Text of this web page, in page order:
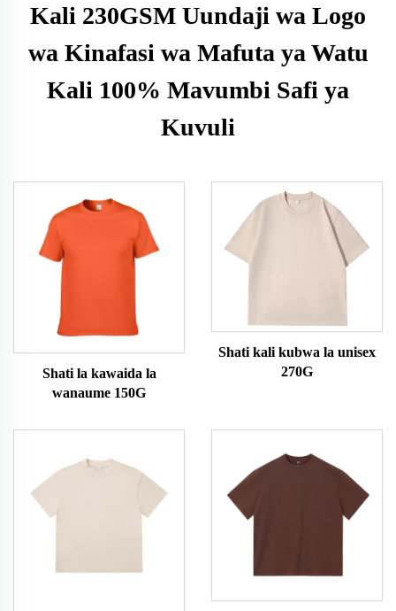
Kali 230GSM Uundaji wa Logo
wa Kinafasi wa Mafuta ya Watu
Kali 100% Mavumbi Safi ya
Kuvuli
Shati la kawaida la
wanaume 150G
Shati kali kubwa la unisex
270G